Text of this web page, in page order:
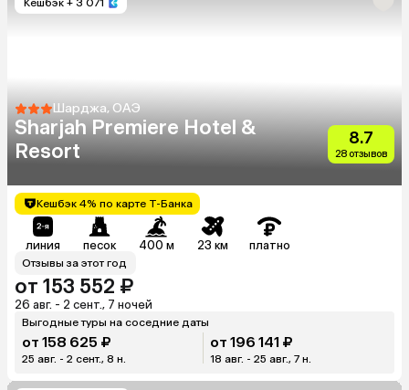
Кешбэк + 3 071
Шарджа, ОАЭ
Sharjah Premiere Hotel &
Resort
8.7
28 отзывов
Кешбэк 4% по карте Т-Банка
линия песок 400 м 23 км платно
Отзывы за этот год
от 153 552 ₽
26 авг. - 2 сент., 7 ночей
Выгодные туры на соседние даты
от 158 625 ₽
25 авг. - 2 сент., 8 н.
от 196 141 ₽
18 авг. - 25 авг., 7 н.